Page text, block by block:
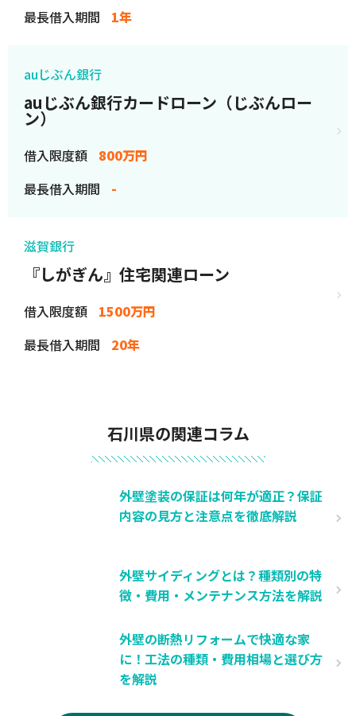
最長借入期間
1年
auじぶん銀行
auじぶん銀行カードローン（じぶんロー
ン）
借入限度額
800万円
最長借入期間
-
滋賀銀行
『しがぎん』住宅関連ローン
借入限度額
1500万円
最長借入期間
20年
石川県の関連コラム
外壁塗装の保証は何年が適正？保証
内容の見方と注意点を徹底解説
外壁サイディングとは？種類別の特
徴・費用・メンテナンス方法を解説
外壁の断熱リフォームで快適な家
に！工法の種類・費用相場と選び方
を解説